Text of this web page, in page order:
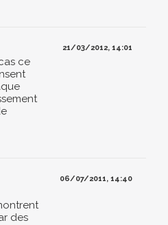
ce
21/03/2012, 14:01
des
06/07/2011, 14:40